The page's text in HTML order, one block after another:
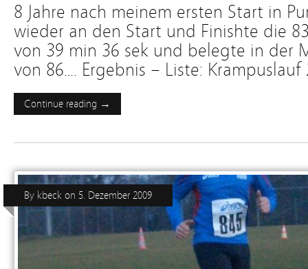
8 Jahre nach meinem ersten Start in
wieder an den Start und Finishte die
von 39 min 36 sek und belegte in der
von 86…. Ergebnis – Liste: Krampuslauf
Continue reading →
By kbeck on 5. Dezember 2009